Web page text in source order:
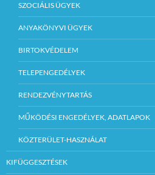
SZOCIÁLIS ÜGYEK
ANYAKÖNYVI ÜGYEK
BIRTOKVÉDELEM
TELEPENGEDÉLYEK
RENDEZVÉNYTARTÁS
MŰKÖDÉSI ENGEDÉLYEK, ADATLAPOK
KÖZTERÜLET-HASZNÁLAT
KIFÜGGESZTÉSEK